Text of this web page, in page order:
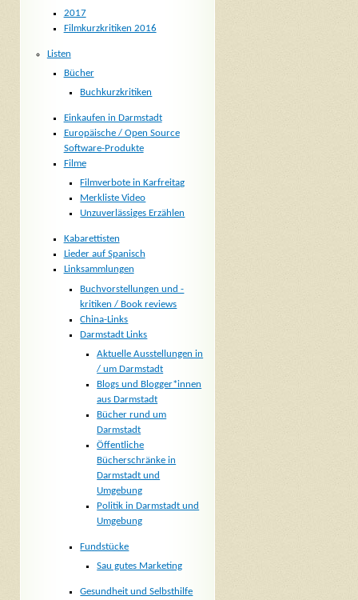
2017
Filmkurzkritiken 2016
Listen
Bücher
Buchkurzkritiken
Einkaufen in Darmstadt
Europäische / Open Source
Software-Produkte
Filme
Filmverbote in Karfreitag
Merkliste Video
Unzuverlässiges Erzählen
Kabarettisten
Lieder auf Spanisch
Linksammlungen
Buchvorstellungen und -
kritiken / Book reviews
China-Links
Darmstadt Links
Aktuelle Ausstellungen in
/ um Darmstadt
Blogs und Blogger*innen
aus Darmstadt
Bücher rund um
Darmstadt
Öffentliche
Bücherschränke in
Darmstadt und
Umgebung
Politik in Darmstadt und
Umgebung
Fundstücke
Sau gutes Marketing
Gesundheit und Selbsthilfe